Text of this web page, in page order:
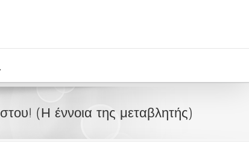
(Η έννοια της μεταβλητής)